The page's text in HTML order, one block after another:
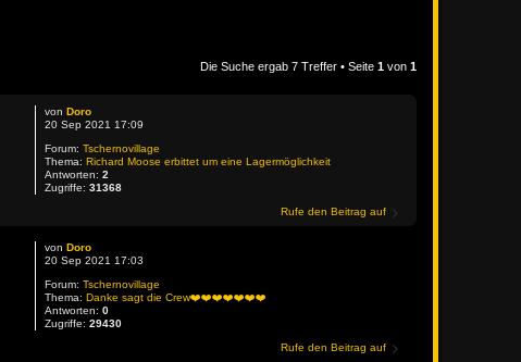
Die Suche ergab 7 Treffer • Seite 1 von 1
vonDoro
20 Sep 2021 17:09
Forum:Tschernovillage
Thema:Richard Moose erbittet um eine Lagermöglichkeit
Antworten:2
Zugriffe:31368
Rufe den Beitrag auf
vonDoro
20 Sep 2021 17:03
Forum:Tschernovillage
Thema:Danke sagt die Crew❤️❤️❤️❤️❤️❤️❤️
Antworten:0
Zugriffe:29430
Rufe den Beitrag auf